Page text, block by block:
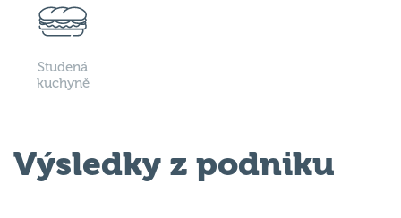
Studená
kuchyně
Výsledky z podniku